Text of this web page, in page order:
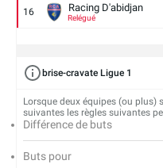
16 Racing D'abidjan
Relégué
brise-cravate Ligue 1
Lorsque deux équipes (ou plus)
suivantes les règles suivantes
Différence de buts
Buts pour